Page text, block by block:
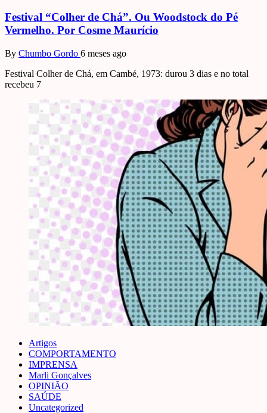
Festival “Colher de Chá”. Ou Woodstock do Pé
Vermelho. Por Cosme Maurício
By Chumbo Gordo 6 meses ago
Festival Colher de Chá, em Cambé, 1973: durou 3 dias e no total
recebeu 7
Artigos
COMPORTAMENTO
IMPRENSA
Marli Gonçalves
OPINIÃO
SAÚDE
Uncategorized